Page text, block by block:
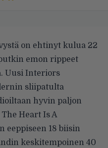
on ehtinyt kulua 22
emon rippeet
Uusi Interiors
sliipatulta
hyvin paljon
Heart Is A
eeppiseen 18 biisin
keskitempoinen 40